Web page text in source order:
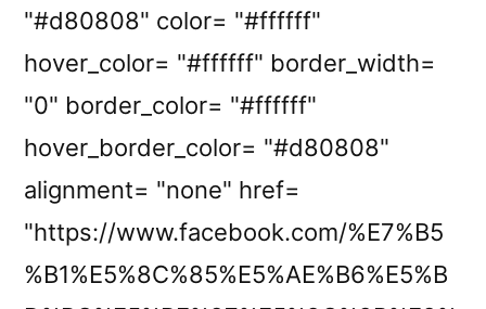
"#d80808" color= "#ffffff"
hover_color= "#ffffff" border_width=
"0" border_color= "#ffffff"
hover_border_color= "#d80808"
alignment= "none" href=
"https://www.facebook.com/%E7%B5
%B1%E5%8C%85%E5%AE%B6%E5%B